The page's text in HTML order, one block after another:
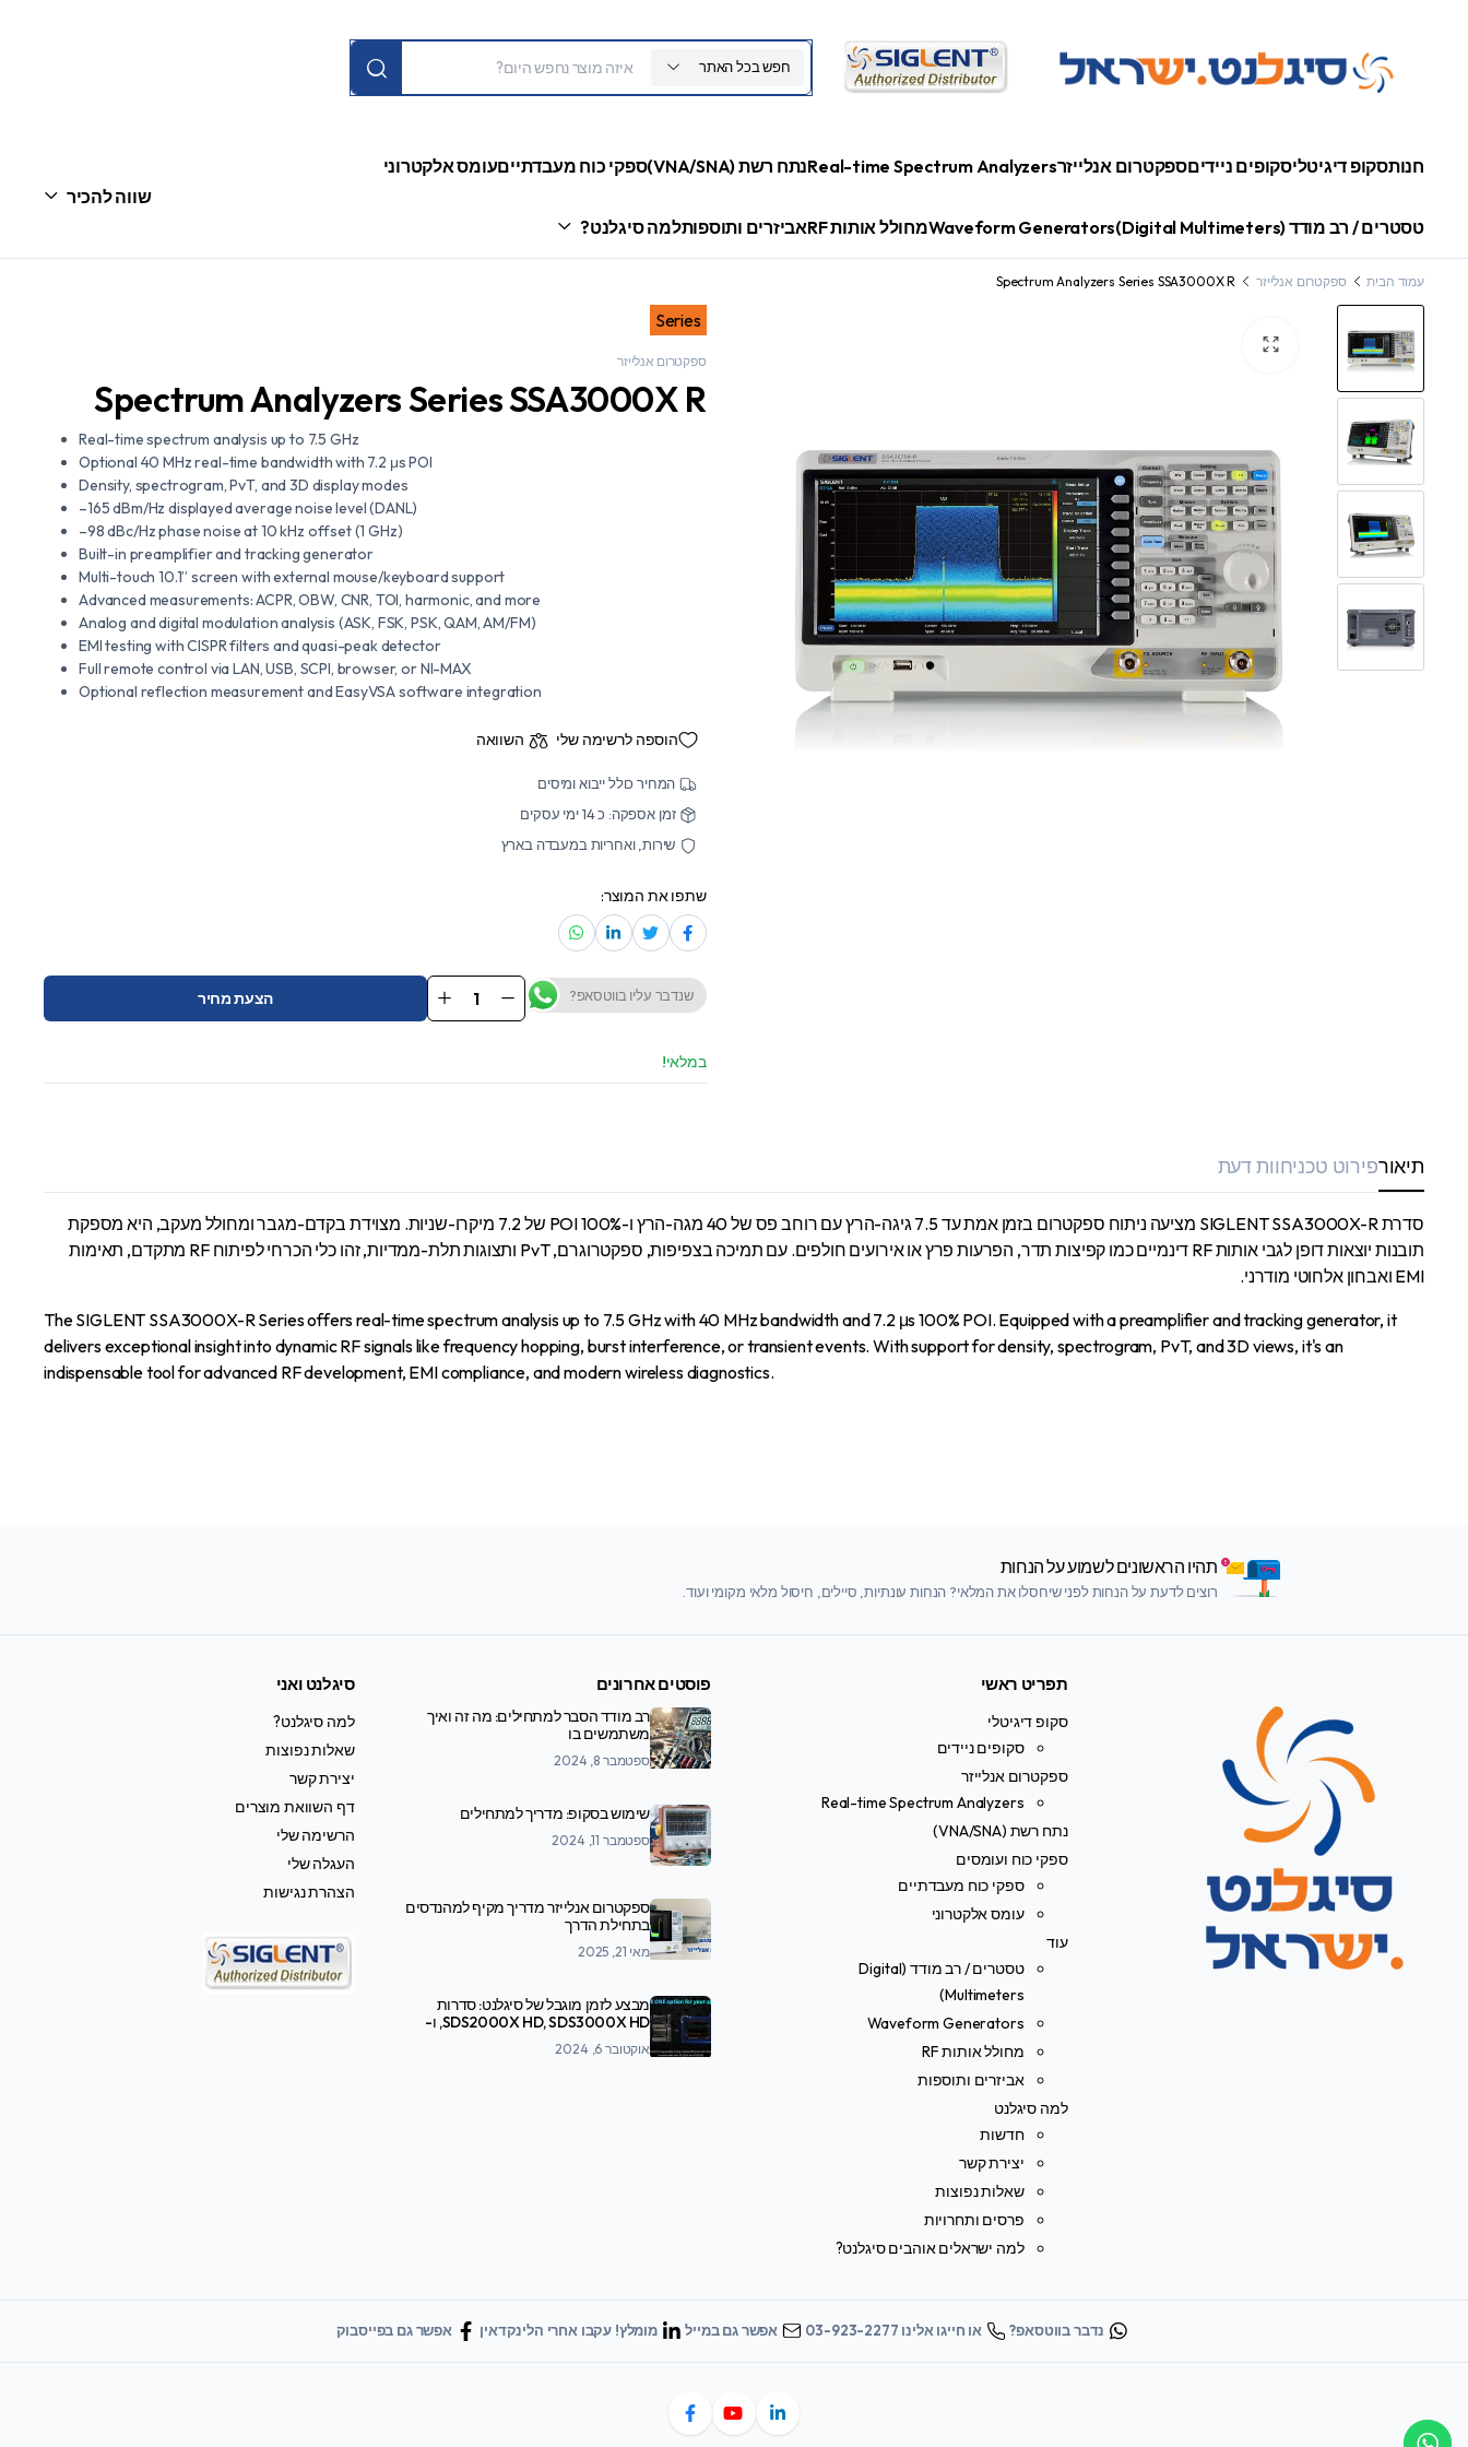
חפש בכל האתר
חנותסקופ דיגיטליסקופים ניידיםספקטרום אנלייזרReal-time Spectrum Analyzersנתח רשת (VNA/SNA) ספקי כוח מעבדתייםעומס אלקטרוני
טסטרים / רב מודד (Digital Multimeters) Waveform Generatorsמחולל אותות RF אביזרים ותוספותלמה סיגלנט?
שווה להכיר
עמוד הבית ספקטרום אנלייזר Spectrum Analyzers Series SSA3000X R
Series
ספקטרום אנלייזר
Spectrum Analyzers Series SSA3000X R
Real-time spectrum analysis up to 7.5 GHz
Optional 40 MHz real-time bandwidth with 7.2 μs POI
Density, spectrogram, PvT, and 3D display modes
–165 dBm/Hz displayed average noise level (DANL)
–98 dBc/Hz phase noise at 10 kHz offset (1 GHz)
Built-in preamplifier and tracking generator
Multi-touch 10.1” screen with external mouse/keyboard support
Advanced measurements: ACPR, OBW, CNR, TOI, harmonic, and more
Analog and digital modulation analysis (ASK, FSK, PSK, QAM, AM/FM)
EMI testing with CISPR filters and quasi-peak detector
Full remote control via LAN, USB, SCPI, browser, or NI-MAX
Optional reflection measurement and EasyVSA software integration
הוספה לרשימה שלי השוואה
המחיר כולל ייבוא ומיסים
זמן אספקה: כ 14 ימי עסקים
שירות, ואחריות במעבדה בארץ
שתפו את המוצר:
שנדבר עליו בווטסאפ? Spectrum
Analyzers
quantity
הצעת מחיר
במלאי!
תיאורפירוט טכניחוות דעת
סדרת SIGLENT SSA3000X-R מציעה ניתוח ספקטרום בזמן אמת עד 7.5 גיגה-הרץ עם רוחב פס של 40 מגה-הרץ ו-100% POI של 7.2 מיקרו-שניות. מצוידת בקדם-מגבר ומחולל מעקב, היא מספקת
תובנות יוצאות דופן לגבי אותות RF דינמיים כמו קפיצות תדר, הפרעות פרץ או אירועים חולפים. עם תמיכה בצפיפות, ספקטרוגרם, PvT ותצוגות תלת-ממדיות, זהו כלי הכרחי לפיתוח RF מתקדם, תאימות
EMI ואבחון אלחוטי מודרני.
The SIGLENT SSA3000X-R Series offers real-time spectrum analysis up to 7.5 GHz with 40 MHz bandwidth and 7.2 μs 100% POI. Equipped with a preamplifier and tracking generator, it
delivers exceptional insight into dynamic RF signals like frequency hopping, burst interference, or transient events. With support for density, spectrogram, PvT, and 3D views, it's an
indispensable tool for advanced RF development, EMI compliance, and modern wireless diagnostics.
תהיו הראשונים לשמוע על הנחות
רוצים לדעת על הנחות לפני שיחסלו את המלאי? הנחות עונתיות, סיילים, חיסול מלאי מקומי ועוד.
תפריט ראשי
סקופ דיגיטלי
סקופים ניידים
ספקטרום אנלייזר
Real-time Spectrum Analyzers
נתח רשת (VNA/SNA)
ספקי כוח ועומסים
ספקי כוח מעבדתיים
עומס אלקטרוני
עוד
טסטרים / רב מודד (Digital
Multimeters)
Waveform Generators
מחולל אותות RF
אביזרים ותוספות
למה סיגלנט
חדשות
יצירת קשר
שאלות נפוצות
פרסים ותחרויות
למה ישראלים אוהבים סיגלנט?
פוסטים אחרונים
רב מודד הסבר למתחילים: מה זה ואיך
משתמשים בו
ספטמבר 8, 2024
שימוש בסקופ: מדריך למתחילים
ספטמבר 11, 2024
ספקטרום אנלייזר מדריך מקיף למהנדסים
בתחילת הדרך
מאי 21, 2025
מבצע לזמן מוגבל של סיגלנט: סדרות
SDS2000X HD, SDS3000X HD, ו-
SDS7000A
אוקטובר 6, 2024
סיגלנט ואני
למה סיגלנט?
שאלות נפוצות
יצירת קשר
דף השוואת מוצרים
הרשימה שלי
העגלה שלי
הצהרת נגישות
נדבר בווטסאפ? או חייגו אלינו 03-923-2277 אפשר גם במייל מומלץ! עקבו אחרי הלינקדאין אפשר גם בפייסבוק